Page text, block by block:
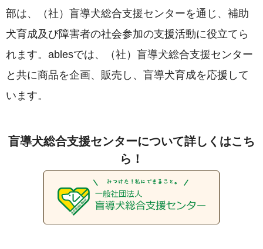
部は、（社）盲導犬総合支援センターを通じ、補助
犬育成及び障害者の社会参加の支援活動に役立てら
れます。ablesでは、（社）盲導犬総合支援センター
と共に商品を企画、販売し、盲導犬育成を応援して
います。
盲導犬総合支援センターについて詳しくはこち
ら！